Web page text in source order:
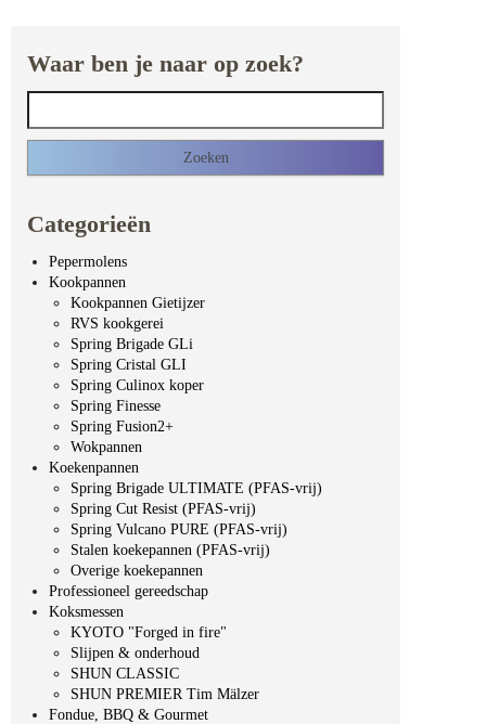
Waar ben je naar op zoek?
Categorieën
Pepermolens
Kookpannen
Kookpannen Gietijzer
RVS kookgerei
Spring Brigade GLi
Spring Cristal GLI
Spring Culinox koper
Spring Finesse
Spring Fusion2+
Wokpannen
Koekenpannen
Spring Brigade ULTIMATE (PFAS-vrij)
Spring Cut Resist (PFAS-vrij)
Spring Vulcano PURE (PFAS-vrij)
Stalen koekepannen (PFAS-vrij)
Overige koekepannen
Professioneel gereedschap
Koksmessen
KYOTO "Forged in fire"
Slijpen & onderhoud
SHUN CLASSIC
SHUN PREMIER Tim Mälzer
Fondue, BBQ & Gourmet